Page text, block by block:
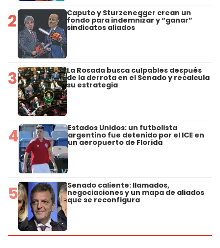
2 Caputo y Sturzenegger crean un
fondo para indemnizar y “ganar”
sindicatos aliados
3 La Rosada busca culpables después
de la derrota en el Senado y recalcula
su estrategia
4 Estados Unidos: un futbolista
argentino fue detenido por el ICE en
un aeropuerto de Florida
5 Senado caliente: llamados,
negociaciones y un mapa de aliados
que se reconfigura